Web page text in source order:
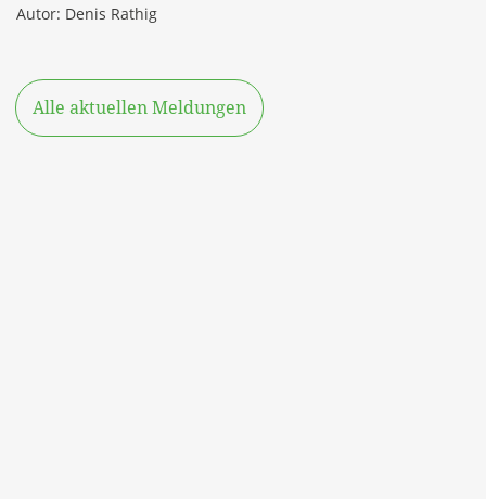
Autor: Denis Rathig
Alle aktuellen Meldungen